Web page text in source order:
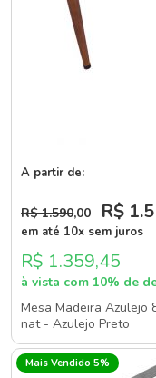
A partir de:
R$ 1.590,00 R$
em até 10x sem juros
R$ 1.359,45
à vista com 10% de
Mesa Madeira Azulejo
nat - Azulejo Preto
Mais Vendido 5%